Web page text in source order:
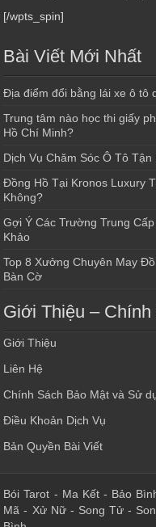
[/wpts_spin]
Bài Viết Mới Nhất
Địa điểm đổi bằng lái xe ô tô
Trung tâm nào học thi giấy
Hồ Chí Minh?
Dịch Vụ Chăm Sóc Ô Tô
Đồng Hồ Tại Kronos Luxury
Không?
Gợi Ý Các Trường Trung
Khảo
Top 8 Xưởng Chuyên May
Bàn Cờ
Giới Thiệu – Chính
Giới Thiệu
Liên Hệ
Chính Sách Bảo Mật và Sử
Điều Khoản Dịch Vụ
Bản Quyền Bài Viết
Bói Tarot - Ma Kết- Bảo
Mã - Xử Nữ- Song Tử-